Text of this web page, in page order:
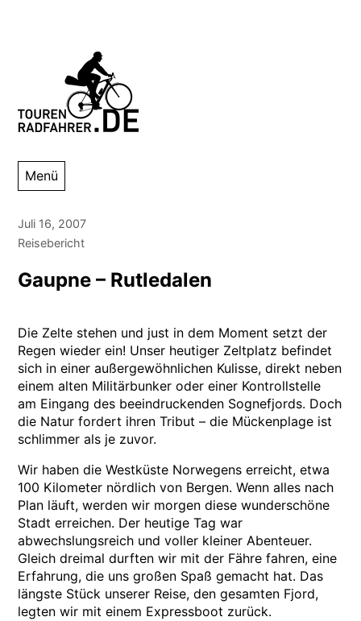
Tourenradfahrer
Danny Alexander Lettkemann
Menü
Juli 16, 2007
Reisebericht
Gaupne – Rutledalen
Die Zelte stehen und just in dem Moment setzt der
Regen wieder ein! Unser heutiger Zeltplatz befindet
sich in einer außergewöhnlichen Kulisse, direkt neben
einem alten Militärbunker oder einer Kontrollstelle
am Eingang des beeindruckenden Sognefjords. Doch
die Natur fordert ihren Tribut – die Mückenplage ist
schlimmer als je zuvor.
Wir haben die Westküste Norwegens erreicht, etwa
100 Kilometer nördlich von Bergen. Wenn alles nach
Plan läuft, werden wir morgen diese wunderschöne
Stadt erreichen. Der heutige Tag war
abwechslungsreich und voller kleiner Abenteuer.
Gleich dreimal durften wir mit der Fähre fahren, eine
Erfahrung, die uns großen Spaß gemacht hat. Das
längste Stück unserer Reise, den gesamten Fjord,
legten wir mit einem Expressboot zurück.